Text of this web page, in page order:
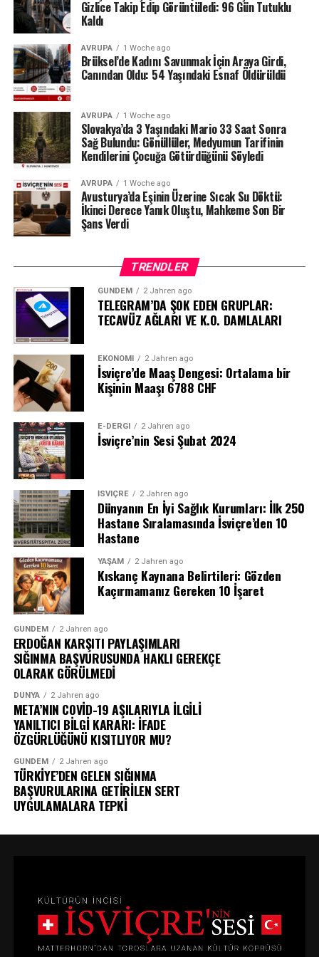
tarafından da düzenli olarak denetlendiğini hatırlattı.
Milyonlarca liralık para transferleri ve şoförün iddiaları
üzerinden derinleşen soruşturmada gözler, yargı
makamlarının atacağı bir sonraki adıma çevrilmiş
durumda.#ahbap #sondakika
Gizlice Takip Edip Görüntüledi: 96 Gün Tutuklu
Kaldı
AVRUPA 1 Woche ago
Brüksel’de Kadını Savunmak İçin Araya Girdi,
Canından Oldu: 54 Yaşındaki Esnaf Öldürüldü
AVRUPA 1 Woche ago
Slovakya’da 3 Yaşındaki Mario 33 Saat Sonra
Sağ Bulundu: Gönüllüler, Medyumun Tarifinin
Kendilerini Çocuğa Götürdüğünü Söyledi
AVRUPA 1 Woche ago
Avusturya’da Eşinin Üzerine Sıcak Su Döktü:
İkinci Derece Yanık Oluştu, Mahkeme Son Bir
Şans Verdi
TRENDLER
GÜNDEM 2 Jahren ago
TELEGRAM’DA ŞOK EDEN GRUPLAR:
TECAVÜZ AĞLARI VE K.O. DAMLALARI
EKONOMI 2 Jahren ago
İsviçre’de Maaş Dengesi: Ortalama bir
Kişinin Maaşı 6788 CHF
E-DERGI 2 Jahren ago
İsviçre’nin Sesi Şubat 2024
İSVIÇRE 2 Jahren ago
Dünyanın En İyi Sağlık Kurumları: İlk 250
Hastane Sıralamasında İsviçre’den 10
Hastane
YAŞAM 2 Jahren ago
Kıskanç Kaynana Belirtileri: Gözden
Kaçırmamanız Gereken 10 İşaret
GÜNDEM 2 Jahren ago
ERDOĞAN KARŞITI PAYLAŞIMLARI
SIĞINMA BAŞVURUSUNDA HAKLI GEREKÇE
OLARAK GÖRÜLMEDİ
DÜNYA 2 Jahren ago
META’NIN COVİD-19 AŞILARIYLA İLGİLİ
YANILTICI BİLGİ KARARI: İFADE
ÖZGÜRLÜĞÜNÜ KISITLIYOR MU?
GÜNDEM 2 Jahren ago
TÜRKİYE’DEN GELEN SIĞINMA
BAŞVURULARINA GETİRİLEN SERT
UYGULAMALARA TEPKİ